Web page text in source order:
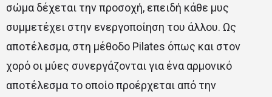
σώμα δέχεται την προσοχή, επειδή κάθε μυς
συμμετέχει στην ενεργοποίηση του άλλου. Ως
αποτέλεσμα, στη μέθοδο Pilates όπως και στον
χορό οι μύες συνεργάζονται για ένα αρμονικό
αποτέλεσμα το οποίο προέρχεται από την